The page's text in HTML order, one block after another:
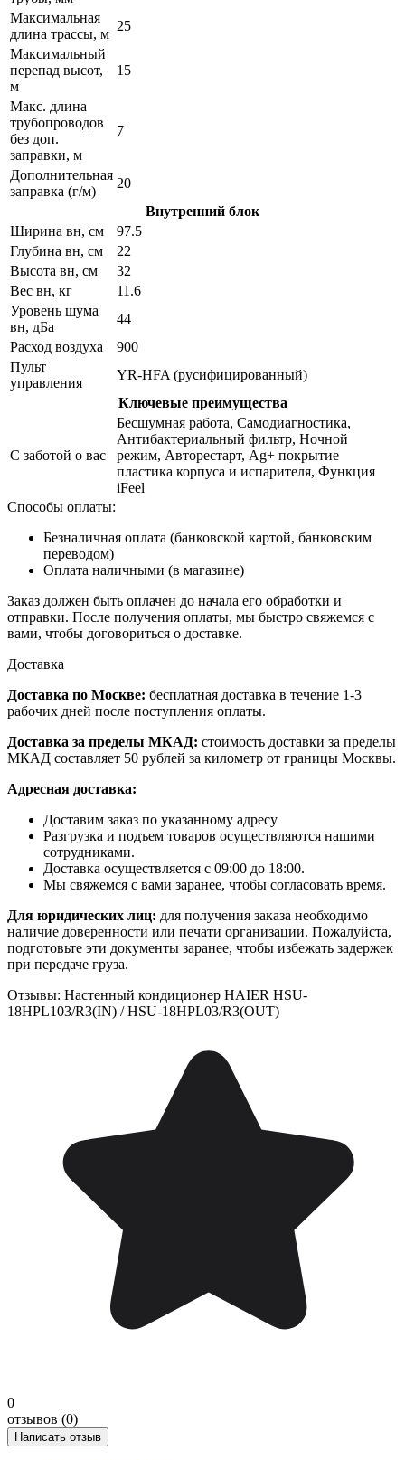
Максимальная
длина трассы, м
25
Максимальный
перепад высот,
м
15
Макс. длина
трубопроводов
без доп.
заправки, м
7
Дополнительная
заправка (г/м)
20
Внутренний блок
Ширина вн, см
97.5
Глубина вн, см
22
Высота вн, см
32
Вес вн, кг
11.6
Уровень шума
вн, дБа
44
Расход воздуха
900
Пульт
управления
YR-HFA (русифицированный)
Ключевые преимущества
С заботой о вас
Беcшумная работа, Самодиагностика,
Антибактериальный фильтр, Ночной
режим, Авторестарт, Ag+ покрытие
пластика корпуса и испарителя, Функция
iFeel
Способы оплаты:
Безналичная оплата (банковской картой, банковским
переводом)
Оплата наличными (в магазине)
Заказ должен быть оплачен до начала его обработки и
отправки. После получения оплаты, мы быстро свяжемся с
вами, чтобы договориться о доставке.
Доставка
Доставка по Москве: бесплатная доставка в течение 1-3
рабочих дней после поступления оплаты.
Доставка за пределы МКАД: стоимость доставки за пределы
МКАД составляет 50 рублей за километр от границы Москвы.
Адресная доставка:
Доставим заказ по указанному адресу
Разгрузка и подъем товаров осуществляются нашими
сотрудниками.
Доставка осуществляется с 09:00 до 18:00.
Мы свяжемся с вами заранее, чтобы согласовать время.
Для юридических лиц: для получения заказа необходимо
наличие доверенности или печати организации. Пожалуйста,
подготовьте эти документы заранее, чтобы избежать задержек
при передаче груза.
Отзывы: Настенный кондиционер HAIER HSU-
18HPL103/R3(IN) / HSU-18HPL03/R3(OUT)
0
отзывов (0)
Написать отзыв